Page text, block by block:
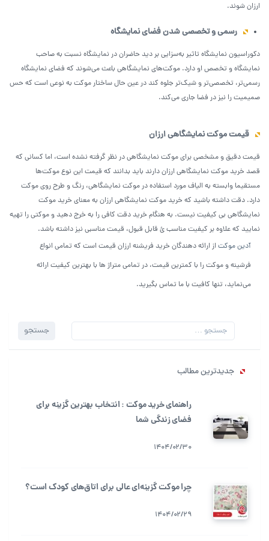
ارزان شوند.
رسمی و تخصصی شدن فضای نمایشگاه
دکوراسیون نمایشگاه تاثیر به‌سزایی بر دید حاضران در نمایشگاه نسبت به صاحب
نمایشگاه و تخصص او دارد. موکت‌های نمایشگاهی باعث می‌شوند که فضای نمایشگاه
رسمی‌تر، تخصصی‌تر و شیک‌تر جلوه کند در عین حال ساختار موکت به نوعی است که حس
صمیمیت را نیز در فضا جاری می‌کند.
قیمت موکت نمایشگاهی ارزان
قیمت دقیق و مشخصی برای موکت نمایشگاهی در نظر گرفته نشده است، اما کسانی که
قصد خرید موکت نمایشگاهی ارزان دارند باید بدانند که قیمت این نوع موکت‌ها
مستقیما وابسته به الیاف مورد استفاده در موکت نمایشگاهی، رنگ و طرح روی موکت
دارد. دقت داشته باشید که خرید موکت نمایشگاهی ارزان به معنای خرید موکت
نمایشگاهی بی کیفیت نیست. به هنگام خرید دقت کافی را به خرج دهید و موکتی را تهیه
نمایید که علاوه بر کیفیت مناسب ئ قابل قبول، قیمت مناسبی نیز داشته باشد.
آدین موکتاز ارائه دهندگان خرید فریشنه ارزان قیمت است که تمامی انواع
فرشینه و موکت را با کمترین قیمت، در تمامی متراژ ها با بهترین کیفیت ارائه
می‌نماید، تنها کافیت با ما تماس بگیرید.
جستجو
جستجو
جدیدترین مطالب
راهنمای خرید موکت : انتخاب بهترین گزینه برای
فضای زندگی شما
1404/02/30
چرا موکت گزینه‌ای عالی برای اتاق‌های کودک است؟
1404/02/29